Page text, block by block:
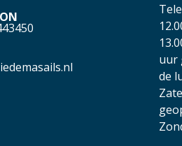
uur
de